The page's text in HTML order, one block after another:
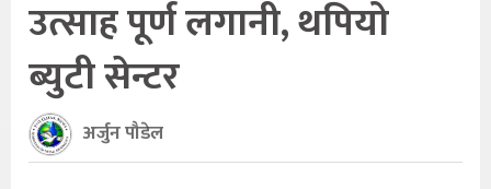
उत्साह पूर्ण लगानी, थपियो
ब्युटी सेन्टर
अर्जुन पौडेल